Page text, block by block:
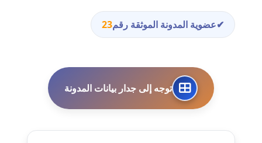
مدونة أحمد الجمال
عاملة
مدونة احمد الحسيني
عاملة
مدونة احمد زكريا
✔عضوية المدونة الموثقة رقم23
توجه إلى جدار بيانات المدونة